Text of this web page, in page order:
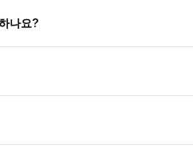
나요?